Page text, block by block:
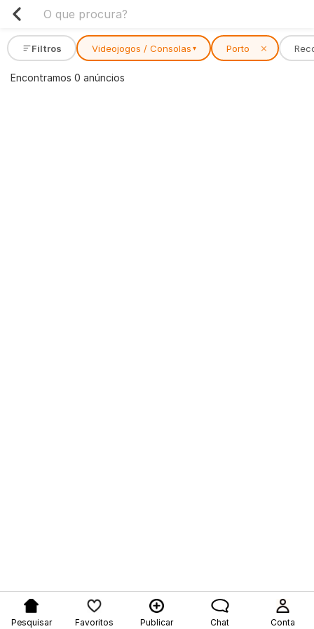
Filtros Videojogos / Consolas ▾ Porto ✕
Encontramos 0 anúncios
Pesquisar Favoritos Publicar Chat Conta